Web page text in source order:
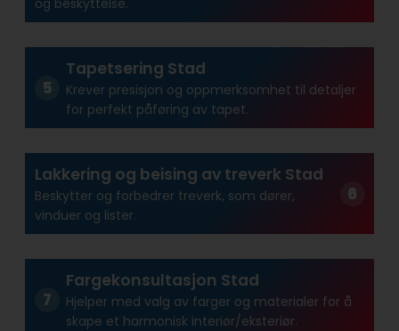
Tapetsering Stad
Krever presisjon og oppmerksomhet til detaljer
for perfekt påføring av tapet.
Lakkering og beising av treverk Stad
Beskytter og forbedrer treverk, som dører,
vinduer og lister.
Fargekonsultasjon Stad
Hjelper med valg av farger og materialer for å
skape et harmonisk interiør/eksteriør.